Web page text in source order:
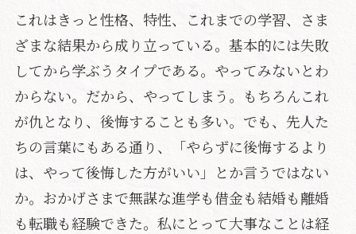
これはきっと性格、特性、これまでの学習、さま
ざまな結果から成り立っている。基本的には失敗
してから学ぶうタイプである。やってみないとわ
からない。だから、やってしまう。もちろんこれ
が仇となり、後悔することも多い。でも、先人た
ちの言葉にもある通り、「やらずに後悔するより
は、やって後悔した方がいい」とか言うではない
か。おかげさまで無謀な進学も借金も結婚も離婚
も転職も経験できた。私にとって大事なことは経